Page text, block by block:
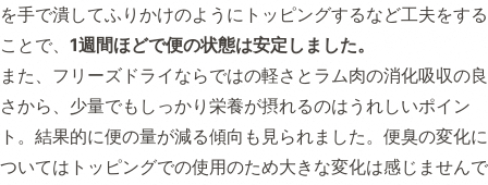
を手で潰してふりかけのようにトッピングするなど工夫をする
ことで、 1週間ほどで便の状態は安定しました。
また、フリーズドライならではの軽さとラム肉の消化吸収の良
さから、少量でもしっかり栄養が摂れるのはうれしいポイン
ト。結果的に便の量が減る傾向も見られました。便臭の変化に
ついてはトッピングでの使用のため大きな変化は感じませんで